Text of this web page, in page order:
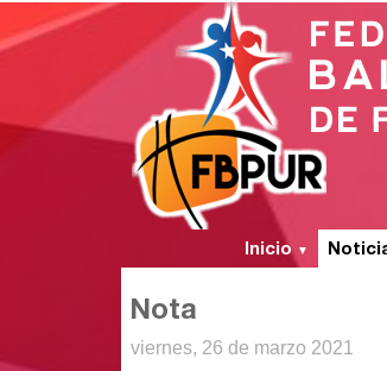
Inicio ▼
Nota
viernes, 26 de marzo 2021